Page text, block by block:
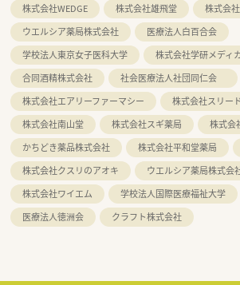
株式会社WEDGE
株式会社雄飛堂
株式会
ウエルシア薬局株式会社
医療法人白百合会
学校法人東京女子医科大学
株式会社学研メディ
合同酒精株式会社
社会医療法人社団同仁会
株式会社エアリーファーマシー
株式会社スリー
株式会社南山堂
株式会社スギ薬局
株式会
かちどき薬品株式会社
株式会社平和堂薬局
株式会社クスリのアオキ
ウエルシア薬局株式会
株式会社ワイエム
学校法人国際医療福祉大学
医療法人徳洲会
クラフト株式会社